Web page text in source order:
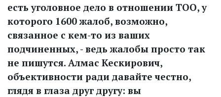
есть уголовное дело в отношении ТОО, у
которого 1600 жалоб, возможно,
связанное с кем-то из ваших
подчиненных, - ведь жалобы просто так
не пишутся. Алмас Кескирович,
объективности ради давайте честно,
глядя в глаза друг другу: вы